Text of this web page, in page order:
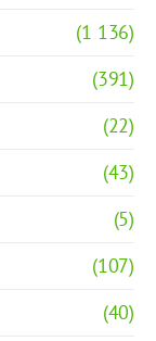
(1 136)
(391)
(22)
(43)
(5)
(107)
(40)